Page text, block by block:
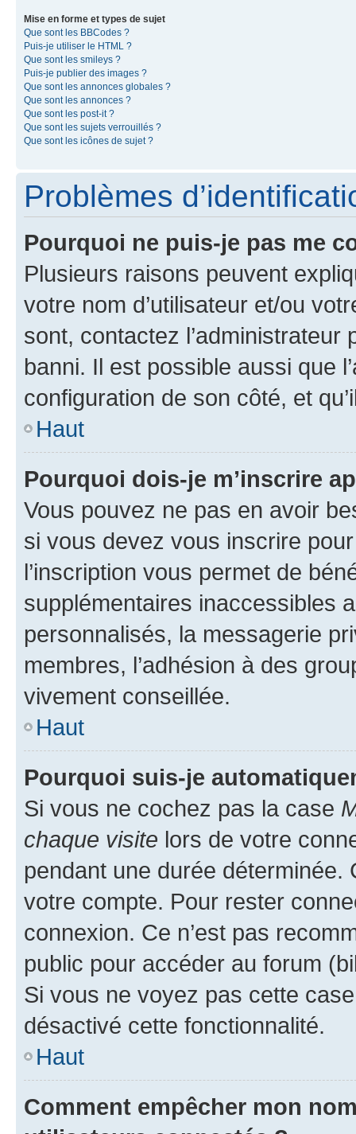
Mise en forme et types de sujet
Que sont les BBCodes ?
Puis-je utiliser le HTML ?
Que sont les smileys ?
Puis-je publier des images ?
Que sont les annonces globales ?
Que sont les annonces ?
Que sont les post-it ?
Que sont les sujets verrouillés ?
Que sont les icônes de sujet ?
Problèmes
Pourquoi ne puis-je pas me
Plusieurs raisons peuvent
votre nom d’utilisateur et/ou
sont, contactez l’administrateur
banni. Il est possible aussi que
configuration de son côté, et
Haut
Pourquoi dois-je m’inscrire
Vous pouvez ne pas en avoir
si vous devez vous inscrire
l’inscription vous permet de
supplémentaires inaccessibles
personnalisés, la messagerie
membres, l’adhésion à des
vivement conseillée.
Haut
Pourquoi suis-je
Si vous ne cochez pas la case
chaque visite lors de votre
pendant une durée déterminée.
votre compte. Pour rester
connexion. Ce n’est pas
public pour accéder au forum
Si vous ne voyez pas cette
désactivé cette fonctionnalité.
Haut
Comment empêcher mon